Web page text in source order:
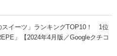
スイーツ」ランキングTOP10！ 1位
」【2024年4月版／Googleクチコ